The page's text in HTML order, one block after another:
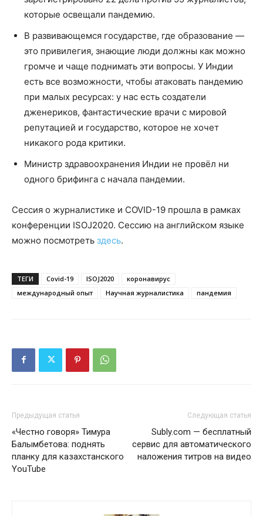
которые освещали пандемию.
В развивающемся государстве, где образование —
это привилегия, знающие люди должны как можно
громче и чаще поднимать эти вопросы. У Индии
есть все возможности, чтобы атаковать пандемию
при малых ресурсах: у нас есть создатели
дженериков, фантастические врачи с мировой
репутацией и государство, которое не хочет
никакого рода критики.
Министр здравоохранения Индии не провёл ни
одного брифинга с начала пандемии.
Сессия о журналистике и COVID-19 прошла в рамках
конференции ISOJ2020. Сессию на английском языке
можно посмотреть здесь.
ТЕГИ Covid-19 ISOJ2020
коронавирус
международный опыт
Научная журналистика пандемия
Предыдущая статья
«Честно говоря» Тимура
Балымбетова: поднять
планку для казахстанского
YouTube
Следующая статья
Subly.com — бесплатный
сервис для автоматического
наложения титров на видео